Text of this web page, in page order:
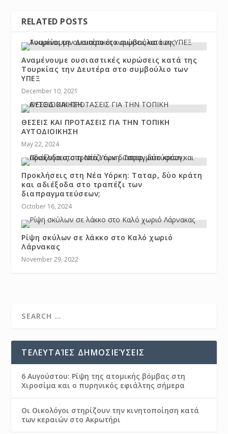
RELATED POSTS
Αναμένουμε ουσιαστικές κυρώσεις κατά της
Τουρκίας την Δευτέρα στο συμβούλιο των
ΥΠΕΞ
December 10, 2021
ΘΕΣΕΙΣ ΚΑΙ ΠΡΟΤΑΣΕΙΣ ΓΙΑ ΤΗΝ ΤΟΠΙΚΗ
ΑΥΤΟΔΙΟΙΚΗΣΗ
May 22, 2024
Προκλήσεις στη Νέα Υόρκη: Ταταρ, δύο κράτη
και αδιέξοδα στο τραπέζι των
διαπραγματεύσεων;
October 16, 2024
Ρίψη σκύλων σε λάκκο στο Καλό χωριό
Λάρνακας
November 29, 2022
ΤΕΛΕΥΤΑΊΕΣ ΔΗΜΟΣΙΕΎΣΕΙΣ
6 Αυγούστου: Ρίψη της ατομικής βόμβας στη
Χιροσίμα και ο πυρηνικός εφιάλτης σήμερα
Οι Οικολόγοι στηρίζουν την κινητοποίηση κατά
των κεραιών στο Ακρωτήρι